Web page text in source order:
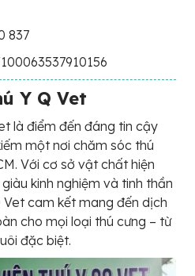
837
Y Q Vet
là điểm đến đáng tin cậy
một nơi chăm sóc thú
Với cơ sở vật chất hiện
kinh nghiệm và tinh thần
cam kết mang đến dịch
cho mọi loại thú cưng – từ
đặc biệt.